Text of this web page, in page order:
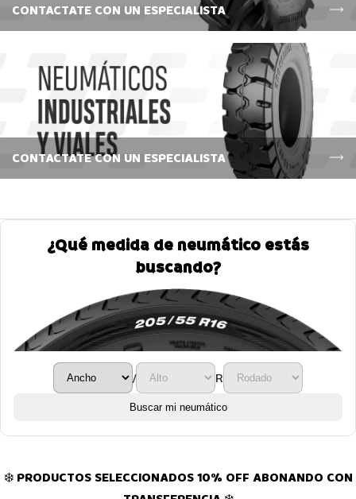
CONTACTATE CON UN ESPECIALISTA
CONTACTATE CON UN ESPECIALISTA
¿Qué medida de neumático estás
buscando?
/ R
Buscar mi neumático
❄️ PRODUCTOS SELECCIONADOS 10% OFF ABONANDO CON